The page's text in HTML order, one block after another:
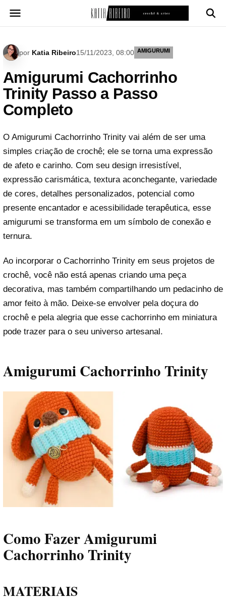
para
por Katia Ribeiro15/11/2023, 08:00 AMIGURUMI
Amigurumi Cachorrinho
Trinity Passo a Passo
Completo
O Amigurumi Cachorrinho Trinity vai além de ser uma
simples criação de crochê; ele se torna uma expressão
de afeto e carinho. Com seu design irresistível,
expressão carismática, textura aconchegante, variedade
de cores, detalhes personalizados, potencial como
presente encantador e acessibilidade terapêutica, esse
amigurumi se transforma em um símbolo de conexão e
ternura.
Ao incorporar o Cachorrinho Trinity em seus projetos de
crochê, você não está apenas criando uma peça
decorativa, mas também compartilhando um pedacinho de
amor feito à mão. Deixe-se envolver pela doçura do
crochê e pela alegria que esse cachorrinho em miniatura
pode trazer para o seu universo artesanal.
Amigurumi Cachorrinho Trinity
Como Fazer Amigurumi
Cachorrinho Trinity
MATERIAIS